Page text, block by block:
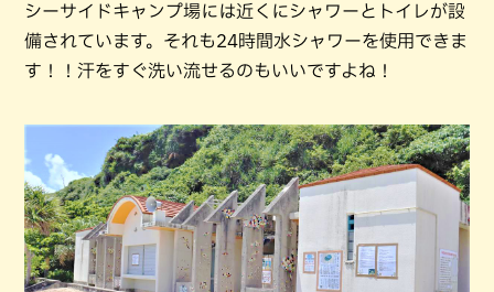
シーサイドキャンプ場には近くにシャワーとトイレが設
備されています。それも24時間水シャワーを使用できま
す！！汗をすぐ洗い流せるのもいいですよね！